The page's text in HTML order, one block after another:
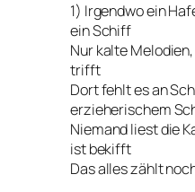
1) Irgendwo ein
ein Schiff
Nur kalte
trifft
Dort fehlt es an
erzieherischem
Niemand liest die
ist bekifft
Das alles zählt